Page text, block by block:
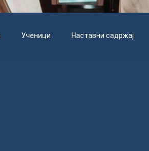
Ученици Наставни садржај